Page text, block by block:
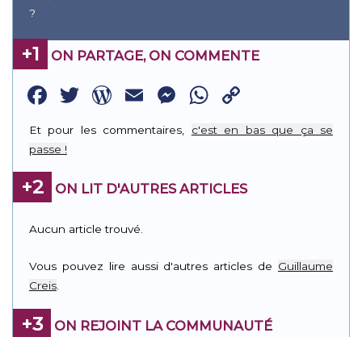
?
+1 ON PARTAGE, ON COMMENTE
Facebook
Twitter
WordPress
EmailMessenger
WhatsApp
Link
Et pour les commentaires, c'est en bas que ça se
passe !
+2 ON LIT D'AUTRES ARTICLES
Aucun article trouvé.
Vous pouvez lire aussi d'autres articles de Guillaume
Creis.
+3 ON REJOINT LA COMMUNAUTÉ